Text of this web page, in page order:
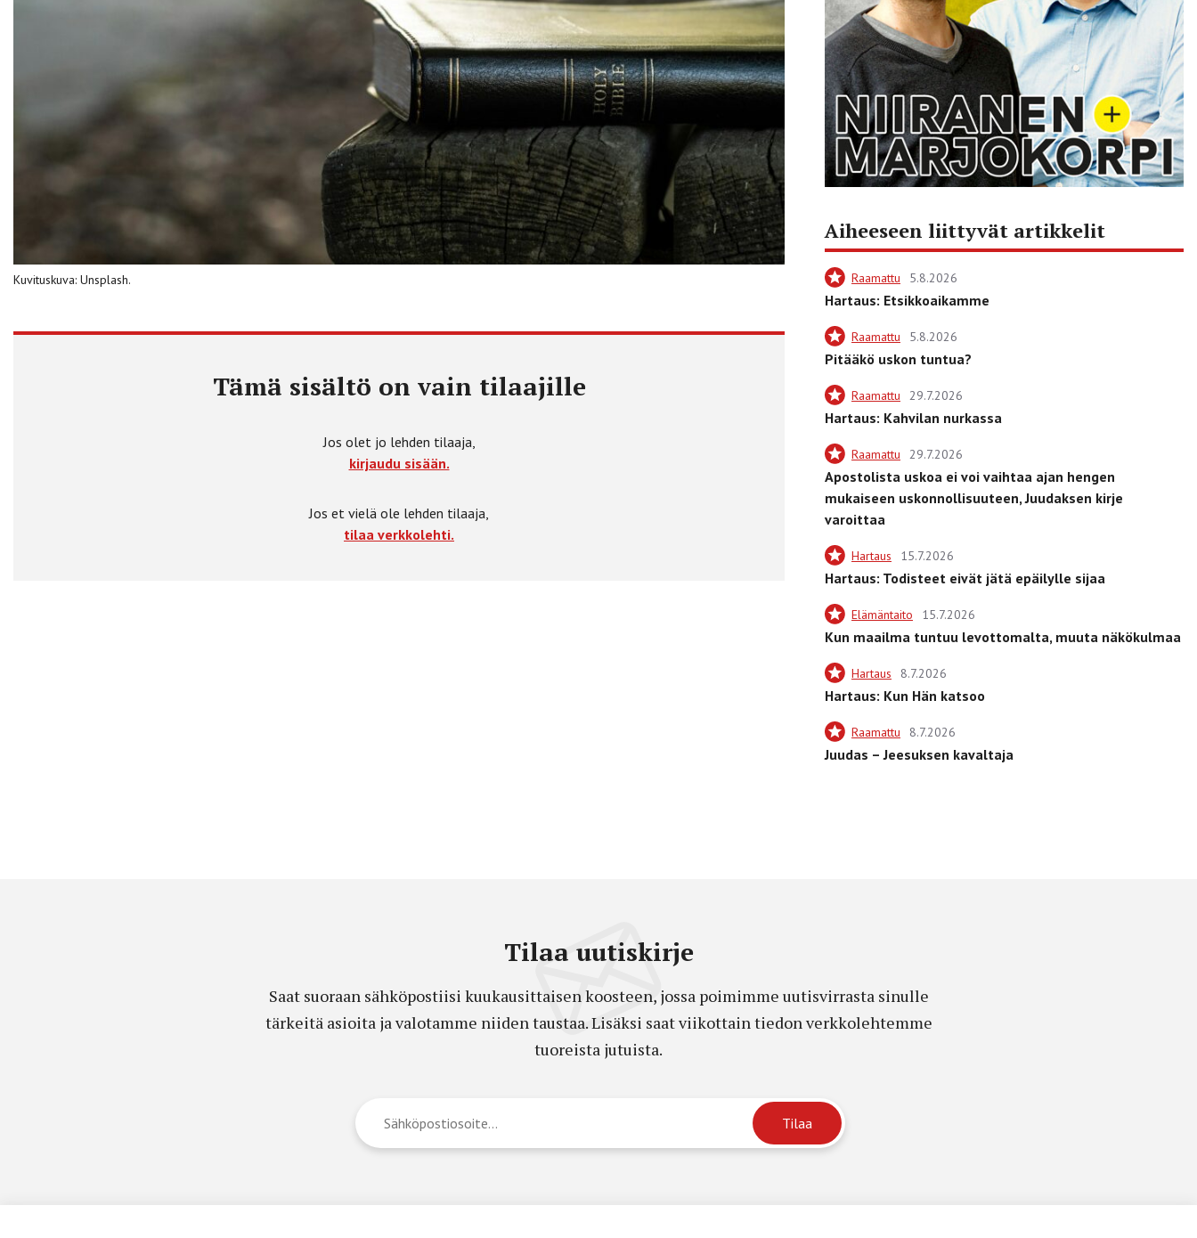
Kuvituskuva: Unsplash.
Tämä sisältö on vain tilaajille
Jos olet jo lehden tilaaja,
kirjaudu sisään.
Jos et vielä ole lehden tilaaja,
tilaa verkkolehti.
Aiheeseen liittyvät artikkelit
Raamattu 5.8.2026
Hartaus: Etsikkoaikamme
Raamattu 5.8.2026
Pitääkö uskon tuntua?
Raamattu 29.7.2026
Hartaus: Kahvilan nurkassa
Raamattu 29.7.2026
Apostolista uskoa ei voi vaihtaa ajan hengen
mukaiseen uskonnollisuuteen, Juudaksen kirje
varoittaa
Hartaus 15.7.2026
Hartaus: Todisteet eivät jätä epäilylle sijaa
Elämäntaito 15.7.2026
Kun maailma tuntuu levottomalta, muuta näkökulmaa
Hartaus 8.7.2026
Hartaus: Kun Hän katsoo
Raamattu 8.7.2026
Juudas – Jeesuksen kavaltaja
Tilaa uutiskirje
Saat suoraan sähköpostiisi kuukausittaisen koosteen, jossa poimimme uutisvirrasta sinulle
tärkeitä asioita ja valotamme niiden taustaa. Lisäksi saat viikottain tiedon verkkolehtemme
tuoreista jutuista.